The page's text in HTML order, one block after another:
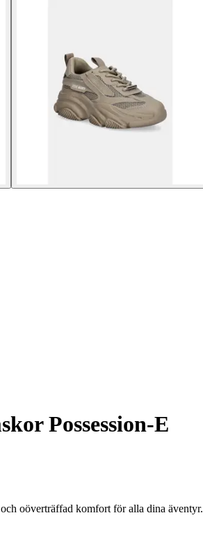
Possession-E
oöverträffad komfort för alla dina äventyr.